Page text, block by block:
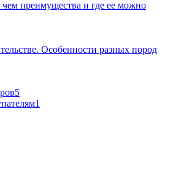
чем преимущества и где ее можно
Особенности разных пород
5
1